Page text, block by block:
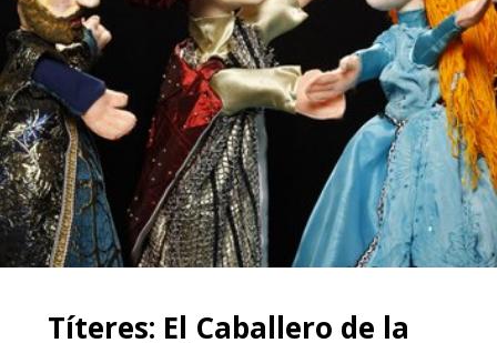
Títeres: El Caballero de la